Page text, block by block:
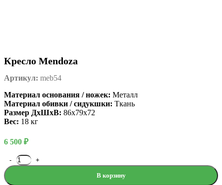
Кресло Mendoza
Артикул: meb54
Материал основания / ножек: Металл
Материал обивки / сидукшки: Ткань
Размер ДxШxВ: 86х79х72
Вес: 18 кг
6 500 ₽
В корзину